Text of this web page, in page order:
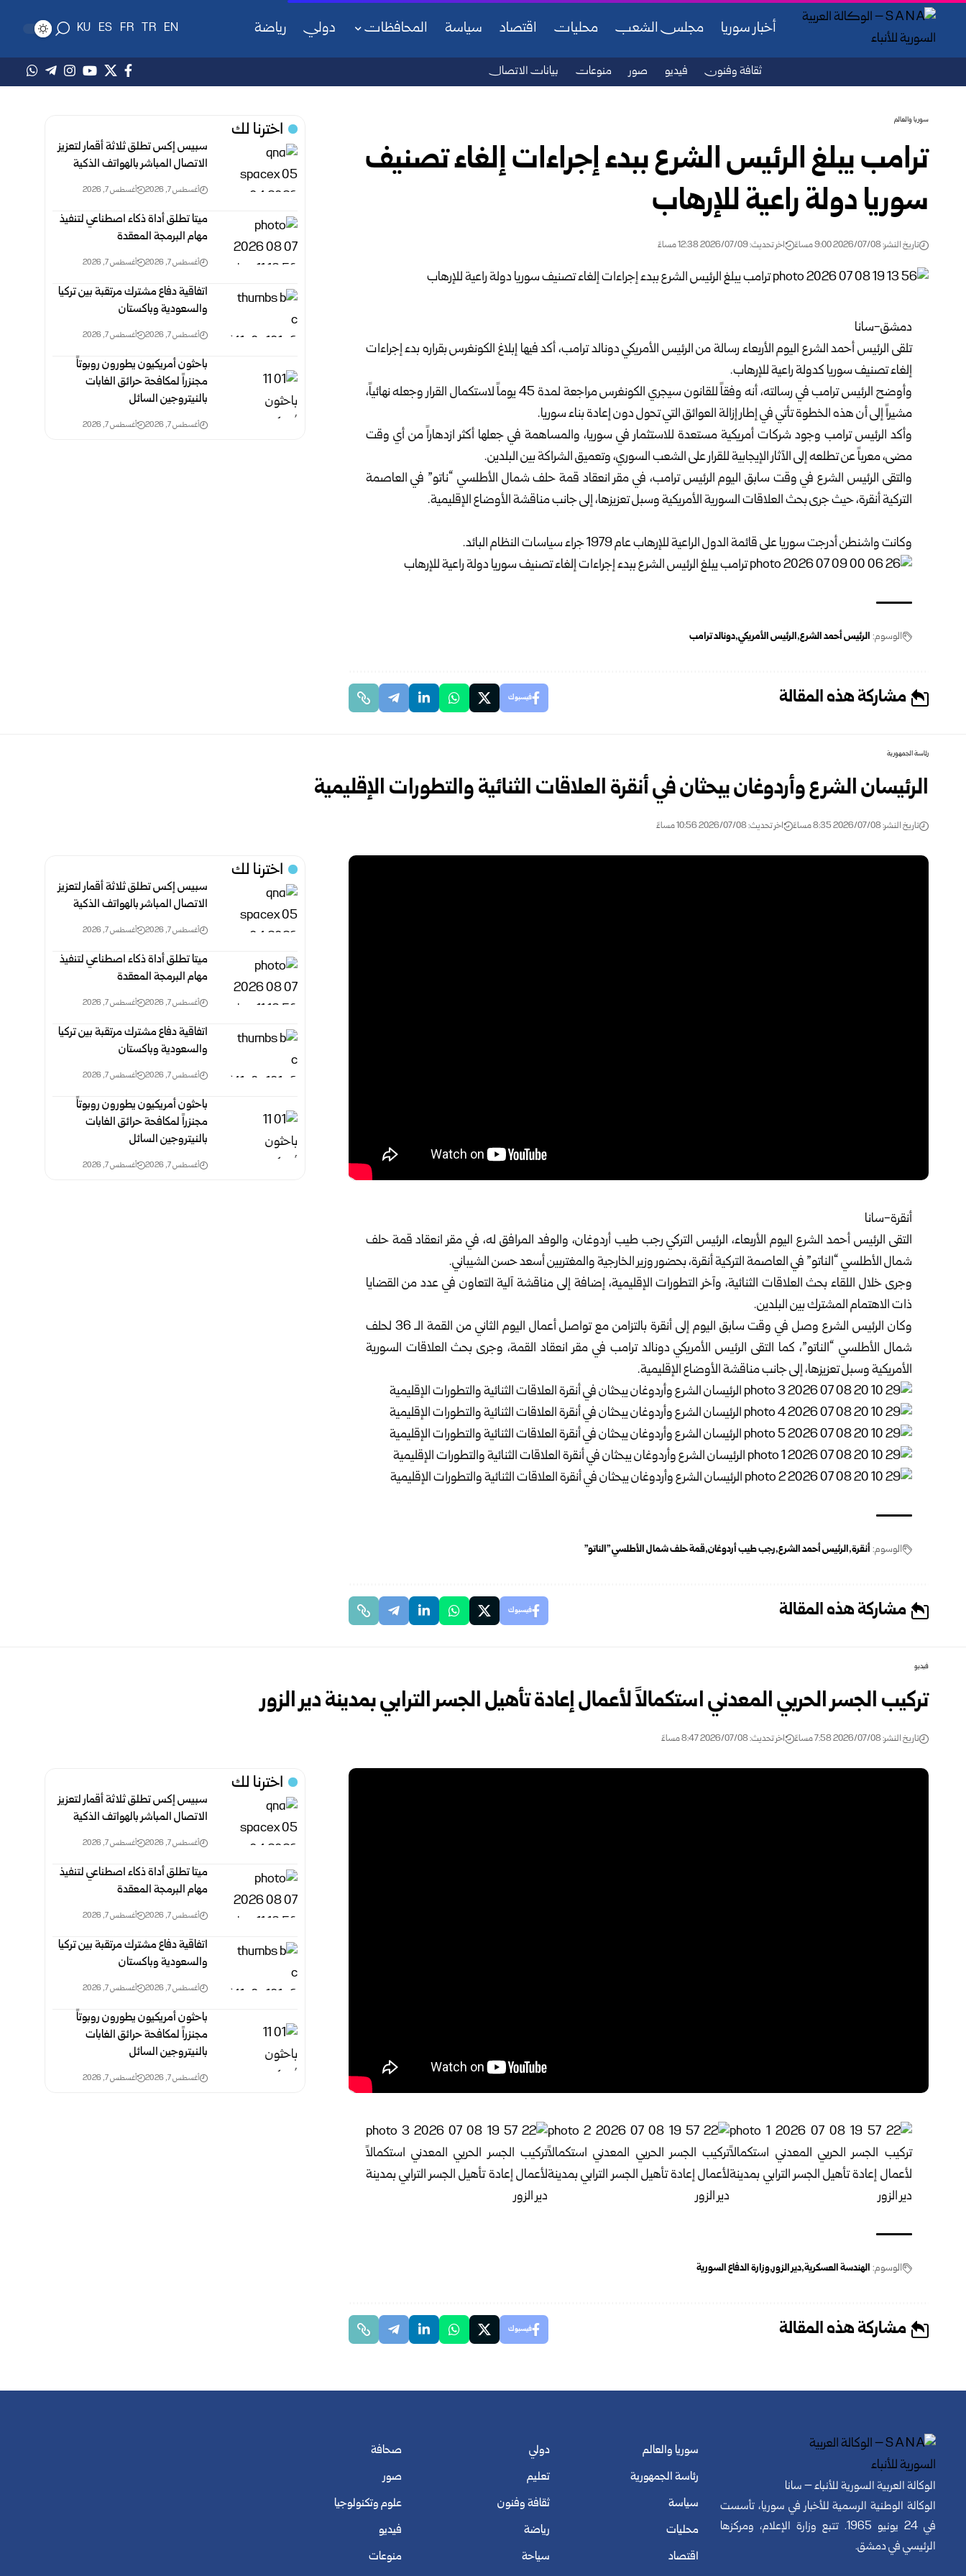
أخبار سوريا مجلس الشعب محليات اقتصاد سياسة المحافظات دولي رياضة EN
TR
FR
ES
KU
ثقافة وفنون فيديو صور منوعات بيانات الاتصال
سوريا والعالم
ترامب يبلغ الرئيس الشرع ببدء إجراءات إلغاء تصنيف
سوريا دولة راعية ‏للإرهاب
تاريخ النشر: 2026/07/08 9:00 مساءً اخر تحديث: 2026/07/09 12:38 مساءً
دمشق-سانا‏
تلقى الرئيس أحمد الشرع اليوم الأربعاء رسالة من الرئيس الأمريكيدونالد ترامب، أكد فيها إبلاغ ‏الكونغرس بقراره بدء إجراءات
إلغاء تصنيف سوريا كدولة راعية للإرهاب.‏
وأوضح الرئيس ترامب في رسالته، أنه وفقاً للقانون سيجري الكونغرس مراجعة ‏لمدة 45 يوماً لاستكمال القرار وجعله نهائياً،
مشيراً إلى أن هذه الخطوة تأتي في إطار إزالة العوائق التي تحول دون إعادة بناء سوريا.‏
وأكد الرئيس ترامب وجود شركات أمريكية مستعدة للاستثمار في سوريا، ‏والمساهمة في جعلها أكثر ازدهاراً من أي وقت
مضى، معرباً عن تطلعه إلى الآثار ‏الإيجابية للقرار على الشعب السوري، وتعميق الشراكة بين البلدين.‏
والتقى الرئيس الشرع في وقت سابق اليوم الرئيس ترامب، في ‏مقر انعقاد قمة ‌‏حلف ‏شمال الأطلسي “ناتو” في العاصمة
التركية أنقرة، حيث جرى بحث العلاقات ‌‏‌‏السورية الأمريكية وسبل تعزيزها، إلى جانب ‏مناقشة الأوضاع الإقليمية.‏
وكانت واشنطن أدرجت سوريا على قائمة الدول الراعية للإرهاب عام 1979 ‌‏جراء سياسات النظام البائد.‏
الوسوم: الرئيس أحمد الشرع الرئيس الأمريكي دونالد ترامب
مشاركة هذه المقالة فيسبوك
اخترنا لك
سبيس إكس تطلق ثلاثة أقمار لتعزيز
الاتصال المباشر بالهواتف الذكية
أغسطس 7, 2026 أغسطس 7, 2026
ميتا تطلق أداة ذكاء اصطناعي لتنفيذ
مهام البرمجة المعقدة
أغسطس 7, 2026 أغسطس 7, 2026
اتفاقية دفاع مشترك مرتقبة بين تركيا
والسعودية وباكستان
أغسطس 7, 2026 أغسطس 7, 2026
باحثون أمريكيون يطورون روبوتاً
مجنزراً لمكافحة حرائق الغابات
بالنيتروجين السائل
أغسطس 7, 2026 أغسطس 7, 2026
رئاسة الجمهورية
الرئيسان الشرع وأردوغان يبحثان في أنقرة العلاقات الثنائية والتطورات الإقليمية
تاريخ النشر: 2026/07/08 8:35 مساءً اخر تحديث: 2026/07/08 10:56 مساءً
أنقرة-سانا‏
التقى الرئيسأحمد الشرعاليوم الأربعاء، الرئيس التركي رجب طيب أردوغان، ‏والوفد المرافق له، في مقر انعقاد قمة حلف
شمال الأطلسي “الناتو” في العاصمة ‏التركية أنقرة، بحضور وزير الخارجية والمغتربين أسعد حسن الشيباني.‏
وجرى خلال اللقاء بحث العلاقات الثنائية، وآخر التطورات الإقليمية، إضافة إلى ‏مناقشة آلية التعاون في عدد من القضايا
ذات الاهتمام المشترك بين البلدين.‏
وكان الرئيس الشرع وصل في وقت سابق اليوم إلى أنقرة بالتزامن مع تواصل ‌‏‌‏أعمال اليوم الثاني من القمة الـ 36 لحلف
شمال الأطلسي “الناتو”، كما التقى ‏الرئيس الأمريكي دونالد ترامب في ‏مقر انعقاد القمة، وجرى بحث العلاقات ‏السورية
الأمريكية وسبل ‏تعزيزها، إلى جانب ‏مناقشة الأوضاع الإقليمية.‏
الوسوم:أنقرة الرئيس أحمد ‏الشرع رجب طيب أردوغان قمة حلف شمال الأطلسي "الناتو"
مشاركة هذه المقالة فيسبوك
اخترنا لك
سبيس إكس تطلق ثلاثة أقمار لتعزيز
الاتصال المباشر بالهواتف الذكية
أغسطس 7, 2026 أغسطس 7, 2026
ميتا تطلق أداة ذكاء اصطناعي لتنفيذ
مهام البرمجة المعقدة
أغسطس 7, 2026 أغسطس 7, 2026
اتفاقية دفاع مشترك مرتقبة بين تركيا
والسعودية وباكستان
أغسطس 7, 2026 أغسطس 7, 2026
باحثون أمريكيون يطورون روبوتاً
مجنزراً لمكافحة حرائق الغابات
بالنيتروجين السائل
أغسطس 7, 2026 أغسطس 7, 2026
فيديو
تركيب الجسر الحربي المعدني استكمالاً لأعمال إعادة تأهيل الجسر الترابي بمدينة دير الزور
تاريخ النشر: 2026/07/08 7:58 مساءً اخر تحديث: 2026/07/08 8:47 مساءً
الوسوم: الهندسة العسكرية دير الزور وزارة الدفاع السورية
مشاركة هذه المقالة فيسبوك
اخترنا لك
سبيس إكس تطلق ثلاثة أقمار لتعزيز
الاتصال المباشر بالهواتف الذكية
أغسطس 7, 2026 أغسطس 7, 2026
ميتا تطلق أداة ذكاء اصطناعي لتنفيذ
مهام البرمجة المعقدة
أغسطس 7, 2026 أغسطس 7, 2026
اتفاقية دفاع مشترك مرتقبة بين تركيا
والسعودية وباكستان
أغسطس 7, 2026 أغسطس 7, 2026
باحثون أمريكيون يطورون روبوتاً
مجنزراً لمكافحة حرائق الغابات
بالنيتروجين السائل
أغسطس 7, 2026 أغسطس 7, 2026
الوكالة العربية السورية للأنباء – سانا
الوكالة الوطنية الرسمية للأخبار في سوريا، تأسست
في 24 يونيو 1965. تتبع وزارة الإعلام، ومركزها
الرئيسي في دمشق.
سوريا والعالم
رئاسة الجمهورية
سياسة
محليات
اقتصاد
دولي
تعليم
ثقافة وفنون
رياضة
سياحة
صحافة
صور
علوم وتكنولوجيا
فيديو
منوعات